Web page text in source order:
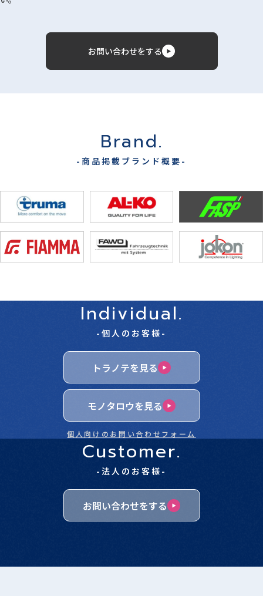
お問い合わせをする
Brand.
-商品掲載ブランド概要-
Individual.
-個人のお客様-
トラノテを見る
モノタロウを見る
個人向けのお問い合わせフォーム
Customer.
-法人のお客様-
お問い合わせをする